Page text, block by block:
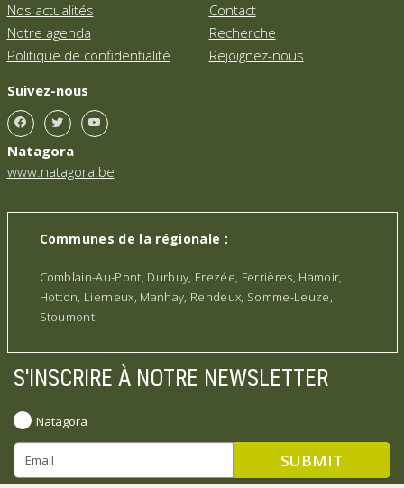
Nos actualités
Notre agenda
Politique de confidentialité
Contact
Recherche
Rejoignez-nous
Suivez-nous
Natagora
www.natagora.be
Communes de la régionale :
Comblain-Au-Pont, Durbuy, Erezée, Ferrières, Hamoir,
Hotton, Lierneux, Manhay, Rendeux, Somme-Leuze,
Stoumont
S'INSCRIRE À NOTRE NEWSLETTER
Natagora